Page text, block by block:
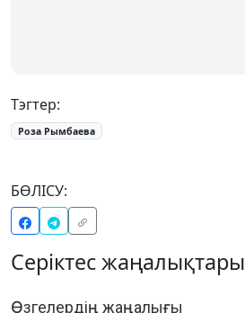
Тэгтер:
Роза Рымбаева
БӨЛІСУ:
Серіктес жаңалықтары